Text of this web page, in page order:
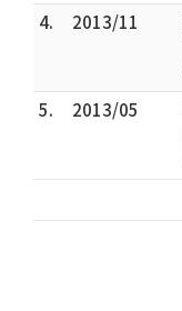
4.
2013/11
5.
2013/05